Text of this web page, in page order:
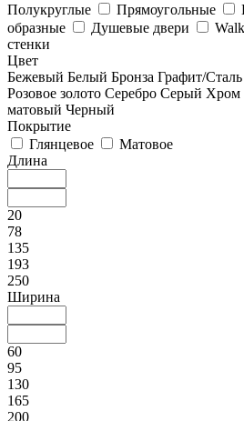
Полукруглые
Прямоугольные
образные
Душевые двери
стенки
Цвет
Бежевый Белый Бронза Графит/Сталь
Розовое золото Серебро Серый Хром
матовый Черный
Покрытие
Глянцевое
Матовое
Длина
20
78
135
193
250
Ширина
60
95
130
165
200